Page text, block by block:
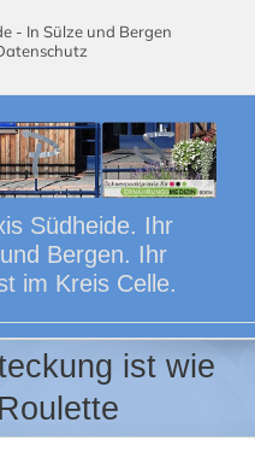
- In Sülze und Bergen
Südheide. Ihr
Bergen. Ihr
im Kreis Celle.
ist wie